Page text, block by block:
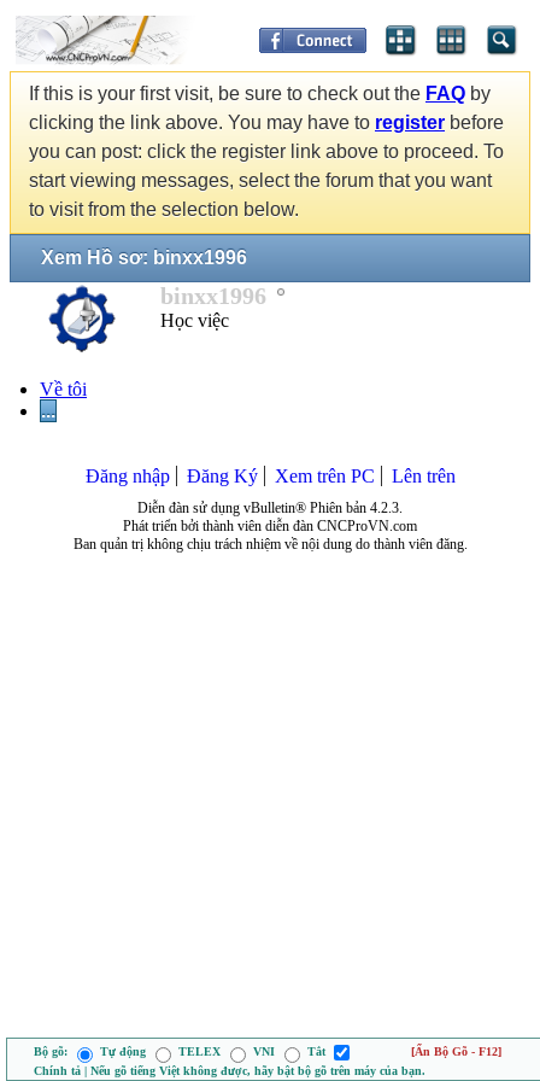
If this is your first visit, be sure to check out the FAQ by
clicking the link above. You may have to register before
you can post: click the register link above to proceed. To
start viewing messages, select the forum that you want
to visit from the selection below.
Xem Hồ sơ: binxx1996
binxx1996
Học việc
Về tôi
...
Đăng nhập Đăng Ký Xem trên PC Lên trên
Diễn đàn sử dụng vBulletin® Phiên bản 4.2.3.
Phát triển bởi thành viên diễn đàn CNCProVN.com
Ban quản trị không chịu trách nhiệm về nội dung do thành viên đăng.
Bộ gõ: Tự động TELEX VNI Tắt
[Ẩn Bộ Gõ - F12]
Chính tả | Nếu gõ tiếng Việt không được, hãy bật bộ gõ trên máy của bạn.